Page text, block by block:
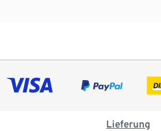
Lieferung